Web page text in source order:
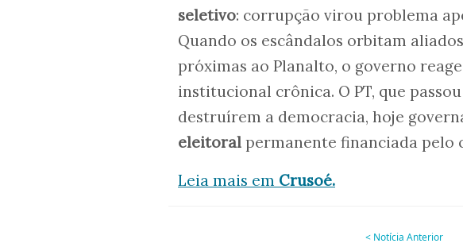
seletivo: corrupção virou problema
Quando os escândalos orbitam
próximas ao Planalto, o governo
institucional crônica. O PT, que
destruírem a democracia, hoje
eleitoral permanente financiada
Leia mais em Crusoé.
< Notícia Anterior